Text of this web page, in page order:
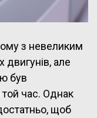
з невеликим
двигунів, але
був
час. Однак
щоб